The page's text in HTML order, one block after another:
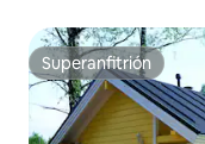
Superanfitrión
Superanfitrión